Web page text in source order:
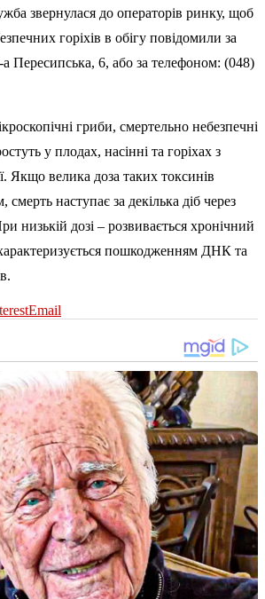
звернулася до операторів ринку, щоб
горіхів в обігу повідомили за
Пересипська, 6, або за телефоном: (048)
гриби, смертельно небезпечні
у плодах, насінні та горіхах з
Якщо велика доза таких токсинів
смерть наступає за декілька діб через
низькій дозі – розвивається хронічний
пошкодженням ДНК та
Email